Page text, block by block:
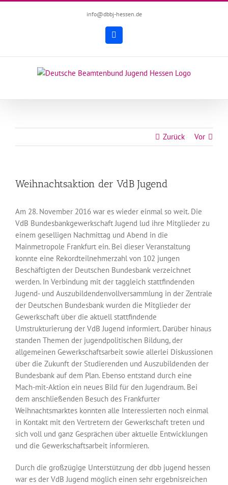
info@dbbj-hessen.de
Facebook
Zurück Vor
Weihnachtsaktion der VdB Jugend
Am 28. November 2016 war es wieder einmal so weit. Die
VdB Bundesbankgewerkschaft Jugend lud ihre Mitglieder zu
einem geselligen Nachmittag und Abend in die
Mainmetropole Frankfurt ein. Bei dieser Veranstaltung
konnte eine Rekordteilnehmerzahl von 102 jungen
Beschäftigten der Deutschen Bundesbank verzeichnet
werden. In Verbindung mit der taggleich stattfindenden
Jugend- und Auszubildendenvollversammlung in der Zentrale
der Deutschen Bundesbank wurden die Mitglieder der
Gewerkschaft über die aktuell stattfindende
Umstrukturierung der VdB Jugend informiert. Darüber hinaus
standen Themen der jugendpolitischen Bildung, der
allgemeinen Gewerkschaftsarbeit sowie allerlei Diskussionen
über die Zukunft der Studierenden und Auszubildenden der
Bundesbank auf dem Plan. Ebenso entstand durch eine
Mach-mit-Aktion ein neues Bild für den Jugendraum. Bei
dem anschließenden Besuch des Frankfurter
Weihnachtsmarktes konnten alle Interessierten noch einmal
in Kontakt mit den Vertretern der Gewerkschaft treten und
sich voll und ganz Gesprächen über aktuelle Entwicklungen
und die Gewerkschaftsarbeit informieren.
Durch die großzügige Unterstützung der dbb jugend hessen
war es der VdB Jugend möglich einen sehr ergebnisreichen